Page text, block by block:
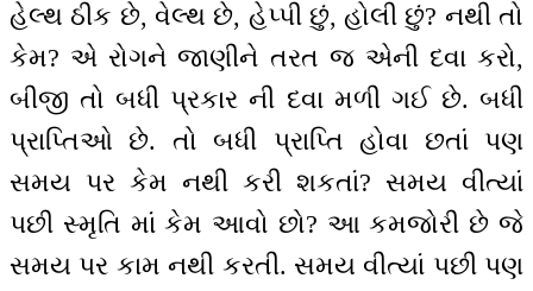
હેલ્થ ઠીક છે, વેલ્થ છે, હેપ્પી છું, હોલી છું? નથી તો
કેમ? એ રોગને જાણીને તરત જ એની દવા કરો,
બીજી તો બધી પ્રકાર ની દવા મળી ગઈ છે. બધી
પ્રાપ્તિઓ છે. તો બધી પ્રાપ્તિ હોવા છતાં પણ
સમય પર કેમ નથી કરી શકતાં? સમય વીત્યાં
પછી સ્મૃતિ માં કેમ આવો છો? આ કમજોરી છે જે
સમય પર કામ નથી કરતી. સમય વીત્યાં પછી પણ